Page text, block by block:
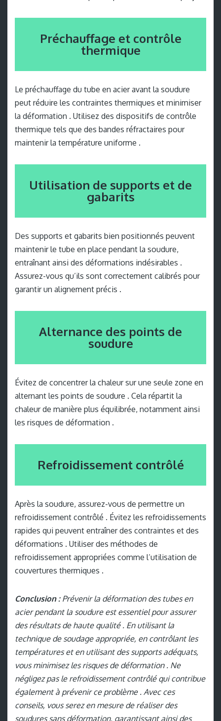
Préchauffage et contrôle
thermique
Le préchauffage du tube en acier avant la soudure
peut réduire les contraintes thermiques et minimiser
la déformation . Utilisez des dispositifs de contrôle
thermique tels que des bandes réfractaires pour
maintenir la température uniforme .
Utilisation de supports et de
gabarits
Des supports et gabarits bien positionnés peuvent
maintenir le tube en place pendant la soudure,
entraînant ainsi des déformations indésirables .
Assurez-vous qu’ils sont correctement calibrés pour
garantir un alignement précis .
Alternance des points de
soudure
Évitez de concentrer la chaleur sur une seule zone en
alternant les points de soudure . Cela répartit la
chaleur de manière plus équilibrée, notamment ainsi
les risques de déformation .
Refroidissement contrôlé
Après la soudure, assurez-vous de permettre un
refroidissement contrôlé . Évitez les refroidissements
rapides qui peuvent entraîner des contraintes et des
déformations . Utiliser des méthodes de
refroidissement appropriées comme l’utilisation de
couvertures thermiques .
Conclusion :Prévenir la déformation des tubes en
acier pendant la soudure est essentiel pour assurer
des résultats de haute qualité . En utilisant la
technique de soudage appropriée, en contrôlant les
températures et en utilisant des supports adéquats,
vous minimisez les risques de déformation . Ne
négligez pas le refroidissement contrôlé qui contribue
également à prévenir ce problème . Avec ces
conseils, vous serez en mesure de réaliser des
soudures sans déformation, garantissant ainsi des